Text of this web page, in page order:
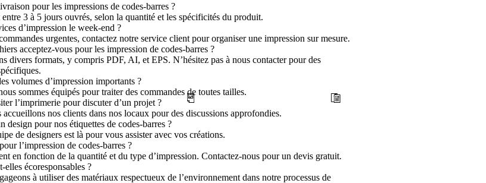
pour les impressions de codes-barres ?
entre 3 à 5 jours ouvrés, selon la quantité et les spécificités du produit.
d’impression le week-end ?
urgentes, contactez notre service client pour organiser une impression sur mesure.
acceptez-vous pour les impression de codes-barres ?
divers formats, y compris PDF, AI, et EPS. N’hésitez pas à nous contacter pour des
volumes d’impression importants ?
sommes équipés pour traiter des commandes de toutes tailles.
l’imprimerie pour discuter d’un projet ?
accueillons nos clients dans nos locaux pour des discussions approfondies.
design pour nos étiquettes de codes-barres ?
de designers est là pour vous assister avec vos créations.
l’impression de codes-barres ?
en fonction de la quantité et du type d’impression. Contactez-nous pour un devis gratuit.
elles écoresponsables ?
à utiliser des matériaux respectueux de l’environnement dans notre processus de